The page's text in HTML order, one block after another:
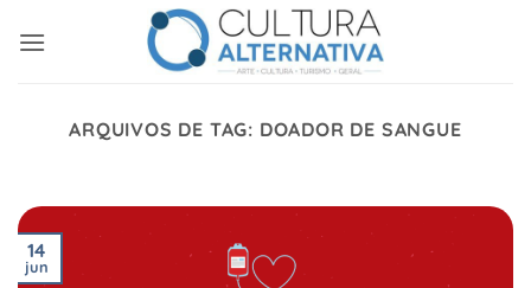
ARQUIVOS DE TAG: DOADOR DE SANGUE
14
jun